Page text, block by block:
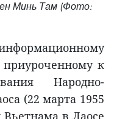
Минь Там (Фото:
приуроченному к
Народно-
(22 марта 1955